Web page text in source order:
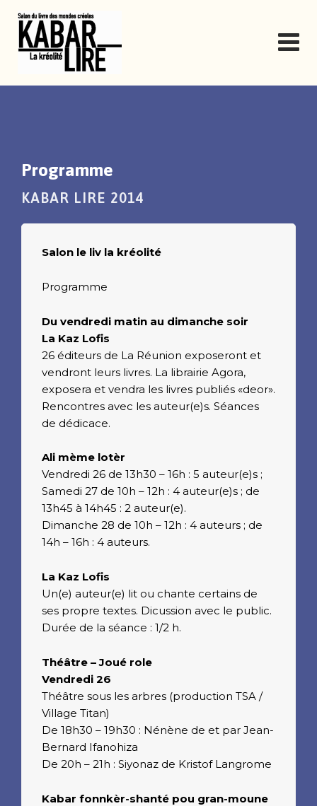
content
Programme
KABAR LIRE 2014
Salon le liv la kréolité
Programme
Du vendredi matin au dimanche soir
La Kaz Lofis
26 éditeurs de La Réunion exposeront et
vendront leurs livres. La librairie Agora,
exposera et vendra les livres publiés «deor».
Rencontres avec les auteur(e)s. Séances
de dédicace.
Ali mème lotèr
Vendredi 26 de 13h30 – 16h : 5 auteur(e)s ;
Samedi 27 de 10h – 12h : 4 auteur(e)s ; de
13h45 à 14h45 : 2 auteur(e).
Dimanche 28 de 10h – 12h : 4 auteurs ; de
14h – 16h : 4 auteurs.
La Kaz Lofis
Un(e) auteur(e) lit ou chante certains de
ses propre textes. Dicussion avec le public.
Durée de la séance : 1/2 h.
Théâtre – Joué role
Vendredi 26
Théâtre sous les arbres (production TSA /
Village Titan)
De 18h30 – 19h30 : Nénène de et par Jean-
Bernard Ifanohiza
De 20h – 21h : Siyonaz de Kristof Langrome
Kabar fonnkèr-shanté pou gran-moune